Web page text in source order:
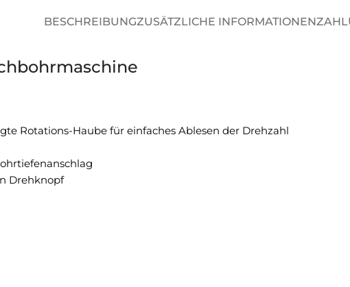
BESCHREIBUNGZUSÄTZLICHE INFORMATIONEN
Rotations-Haube für einfaches Ablesen der Drehzahl
Drehknopf